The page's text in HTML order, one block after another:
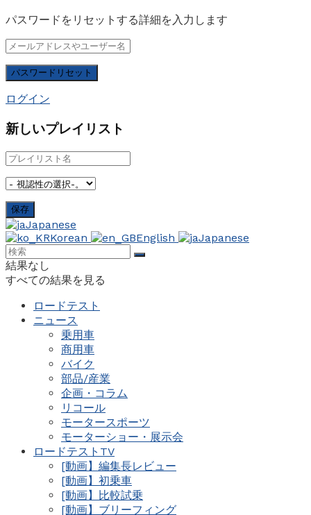
パスワードをリセットする詳細を入力します
ログイン
新しいプレイリスト
Japanese
Korean
English Japanese
結果なし
すべての結果を見る
ロードテスト
ニュース
乗用車
商用車
バイク
部品/産業
企画・コラム
リコール
モータースポーツ
モーターショー・展示会
ロードテストTV
[動画】編集長レビュー
[動画】初乗車
[動画】比較試乗
[動画】ブリーフィング